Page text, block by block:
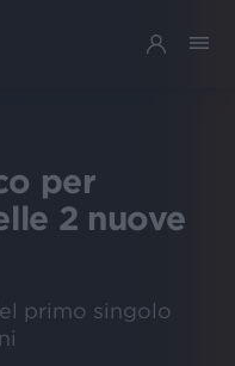
per
2 nuove
primo singolo